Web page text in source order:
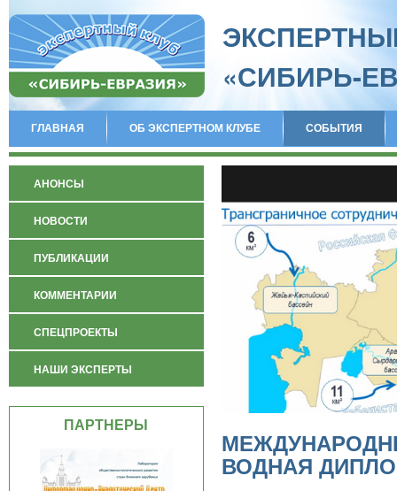
«СИБИРЬ-
ГЛАВНАЯ ОБ ЭКСПЕРТНОМ КЛУБЕ СОБЫТИЯ
АНОНСЫ
НОВОСТИ
ПУБЛИКАЦИИ
КОММЕНТАРИИ
СПЕЦПРОЕКТЫ
НАШИ ЭКСПЕРТЫ
ПАРТНЕРЫ
ВОДНАЯ